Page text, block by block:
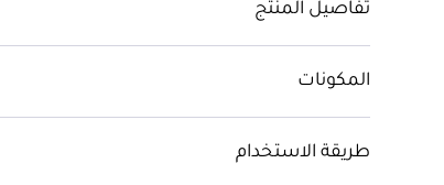
تفاصيل المنتج
المكونات
طريقة الاستخدام